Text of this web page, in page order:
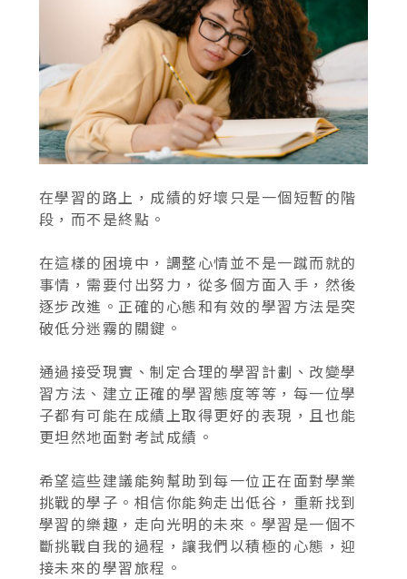
在學習的路上，成績的好壞只是一個短暫的階
段，而不是終點。
在這樣的困境中，調整心情並不是一蹴而就的
事情，需要付出努力，從多個方面入手，然後
逐步改進。正確的心態和有效的學習方法是突
破低分迷霧的關鍵。
通過接受現實、制定合理的學習計劃、改變學
習方法、建立正確的學習態度等等，每一位學
子都有可能在成績上取得更好的表現，且也能
更坦然地面對考試成績。
希望這些建議能夠幫助到每一位正在面對學業
挑戰的學子。相信你能夠走出低谷，重新找到
學習的樂趣，走向光明的未來。學習是一個不
斷挑戰自我的過程，讓我們以積極的心態，迎
接未來的學習旅程。